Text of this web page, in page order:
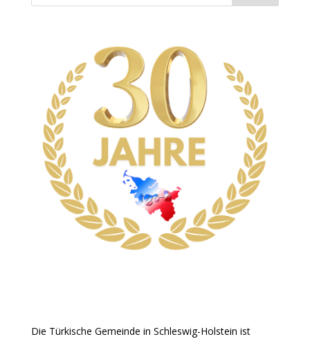
Die Türkische Gemeinde in Schleswig-Holstein ist